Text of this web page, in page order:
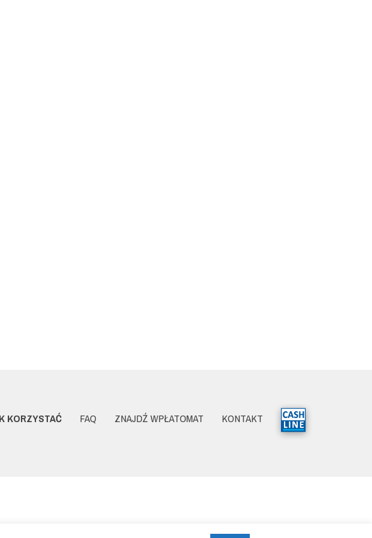
KORZYSTAĆ FAQ ZNAJDŹ WPŁATOMAT KONTAKT